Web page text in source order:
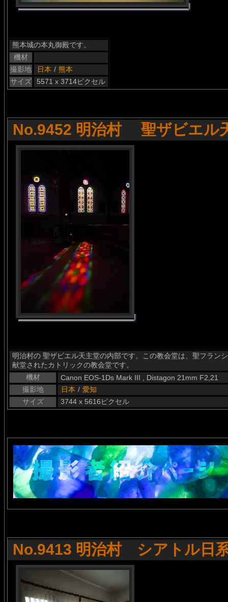
熊本城の本丸御殿です。
機材
撮影地
日本 / 熊本
サイズ
5571 x 3714ピクセル
No.9452 明治村 聖ザビエル
明治村の 聖ザビエル天主堂の内部です。この教会堂は、聖フラン
献堂されたカトリックの教会堂です。
機材
Canon EOS-1Ds Mark III , Distagon 21mm F2,21
撮影地
日本 / 愛知
サイズ
3744 x 5616ピクセル
No.9413 明治村 シアトル日